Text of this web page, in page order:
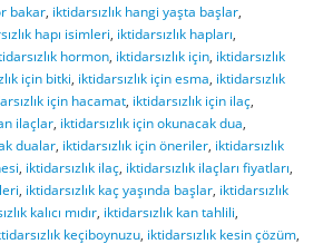
bakar iktidarsızlık hangi yaşta başlar
hapı isimleri iktidarsızlık hapları
hormon iktidarsızlık için iktidarsızlık
için bitki iktidarsızlık için esma iktidarsızlık
için hacamat iktidarsızlık için ilaç
ilaçlar iktidarsızlık için okunacak dua
dualar iktidarsızlık için öneriler iktidarsızlık
iktidarsızlık ilaç iktidarsızlık ilaçları fiyatları
iktidarsızlık kaç yaşında başlar iktidarsızlık
kalıcı mıdır iktidarsızlık kan tahlili
keçiboynuzu iktidarsızlık kesin çözüm